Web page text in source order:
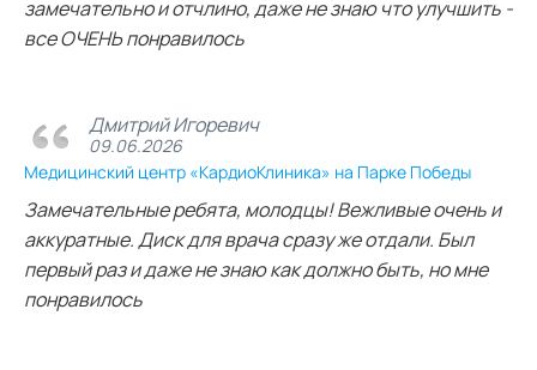
замечательно и отчлино, даже не знаю что улучшить -
все ОЧЕНЬ понравилось
Дмитрий Игоревич
09.06.2026
Медицинский центр «КардиоКлиника» на Парке Победы
Замечательные ребята, молодцы! Вежливые очень и
аккуратные. Диск для врача сразу же отдали. Был
первый раз и даже не знаю как должно быть, но мне
понравилось